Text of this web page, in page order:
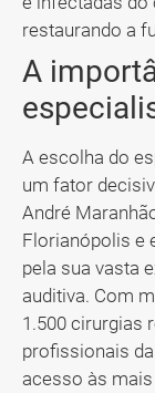
restaurando a
A
A escolha do
um fator
André
Florianópolis e
pela sua vasta
auditiva. Com
1.500 cirurgias
profissionais
acesso às